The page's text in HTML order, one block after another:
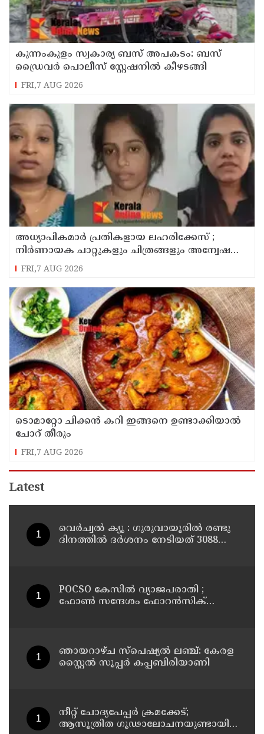
കുന്നംകുളം സ്വകാര്യ ബസ് അപകടം: ബസ്
ഡ്രൈവർ പൊലീസ് സ്റ്റേഷനിൽ കീഴടങ്ങി
FRI,7 AUG 2026
അധ്യാപികമാര്‍ പ്രതികളായ ലഹരിക്കേസ് ;
നിർണായക ചാറ്റുകളും ചിത്രങ്ങളും അന്വേഷണ
സംഘത്തിന്
FRI,7 AUG 2026
ടൊമാറ്റോ ചിക്കൻ കറി ഇങ്ങനെ ഉണ്ടാക്കിയാൽ
ചോറ് തീരും
FRI,7 AUG 2026
Latest
വെർച്വൽ ക്യൂ : ഗുരുവായൂരിൽ രണ്ടു
ദിനത്തിൽ ദർശനം നേടിയത് 3088
POCSO കേസിൽ വ്യാജപരാതി ;
ഫോൺ സന്ദേശം ഫോറൻസിക്
ഞായറാഴ്ച സ്പെഷ്യൽ ലഞ്ച്: കേരള
സ്റ്റൈൽ സൂപ്പർ കപ്പബിരിയാണി
നീറ്റ് ചോദ്യപേപ്പര്‍ ക്രമക്കേട്;
ആസൂത്രിത ഗൂഢാലോചനയുണ്ടായി;